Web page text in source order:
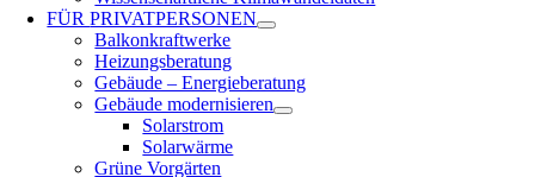
FÜRPRIVATPERSONEN
Balkonkraftwerke
Heizungsberatung
Gebäude – Energieberatung
Gebäude modernisieren
Solarstrom
Solarwärme
Grüne Vorgärten